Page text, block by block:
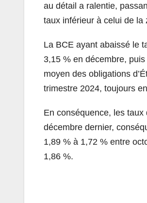
au détail a ralentie,
taux inférieur à celui de la
La BCE ayant abaissé le
3,15 % en décembre,
moyen des obligations
trimestre 2024, toujours
En conséquence, les
décembre dernier,
1,89 % à 1,72 % entre
1,86 %.